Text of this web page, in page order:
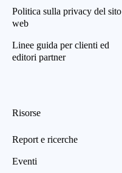
Politica sulla privacy del sito
web
Linee guida per clienti ed
editori partner
Risorse
Report e ricerche
Eventi